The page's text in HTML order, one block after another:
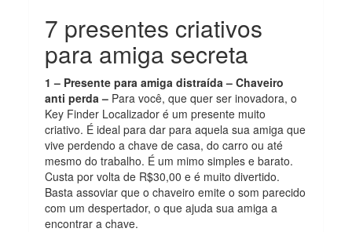
7 presentes criativos
para amiga secreta
1 – Presente para amiga distraída – Chaveiro
anti perda – Para você, que quer ser inovadora, o
Key Finder Localizador é um presente muito
criativo. É ideal para dar para aquela sua amiga que
vive perdendo a chave de casa, do carro ou até
mesmo do trabalho. É um mimo simples e barato.
Custa por volta de R$30,00 e é muito divertido.
Basta assoviar que o chaveiro emite o som parecido
com um despertador, o que ajuda sua amiga a
encontrar a chave.